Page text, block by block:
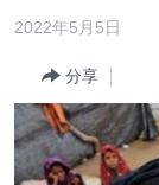
內
到
導
海外港人
新聞自由
揭謊頻道
2022年5月5日
分享